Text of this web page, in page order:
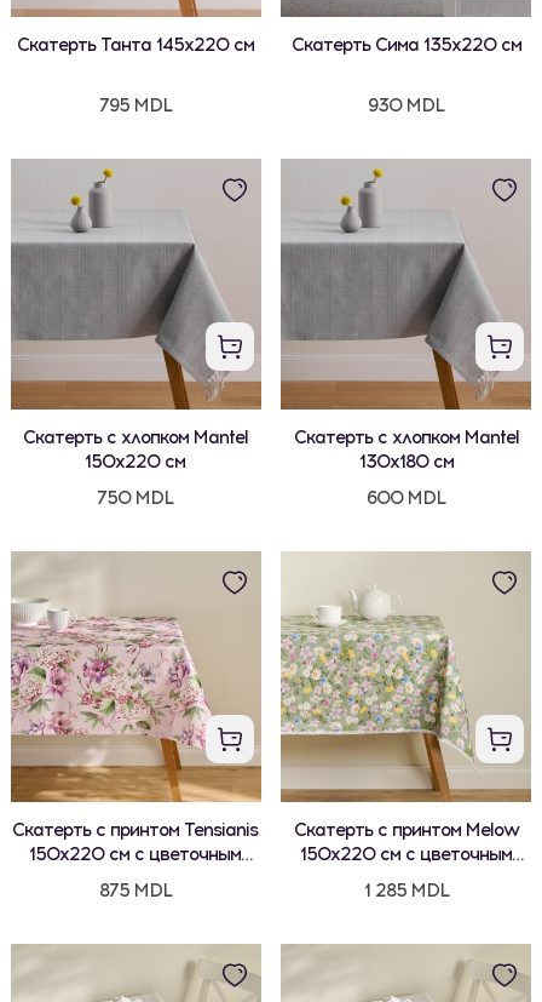
Скатерть Танта 145x220 см
795 MDL
Скатерть Сима 135x220 см
930 MDL
Скатерть с хлопком Mantel
150x220 см
750 MDL
Скатерть с хлопком Mantel
130x180 см
600 MDL
Скатерть с принтом Tensianis
150x220 см с цветочным
мотивом
875 MDL
Скатерть с принтом Melow
150x220 см с цветочным
мотивом
1 285 MDL